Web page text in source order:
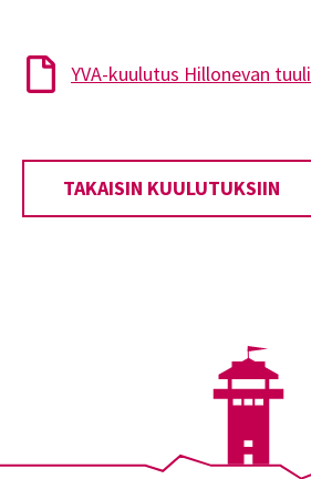
YVA-kuulutus Hillonevan
TAKAISIN KUULUTUKSIIN